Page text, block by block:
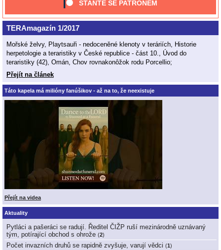
STAŇTE SE PATRONEM
TERAmagazín 1/2017
Mořské želvy, Playtsauři - nedoceněné klenoty v teráriích, Historie
herpetologie a teraristiky v České republice - část 10., Úvod do
teraristiky (42), Omán, Chov rovnakonôžok rodu Porcellio;
Přejít na článek
Táto kapela má milióny fanúšikov - až na to, že neexistuje
Přejít na videa
Aktuality
Pytláci a pašeráci se radují. Ředitel ČIŽP ruší mezinárodně uznávaný
tým, potírající obchod s ohrože (2)
Počet invazních druhů se rapidně zvyšuje, varují vědci (1 )